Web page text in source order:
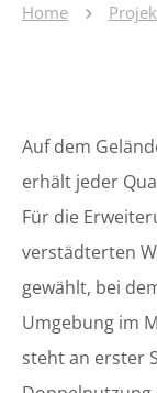
Home
Auf dem
erhält jeder
Für die
verstädterten
gewählt, bei
Umgebung im
steht an erster